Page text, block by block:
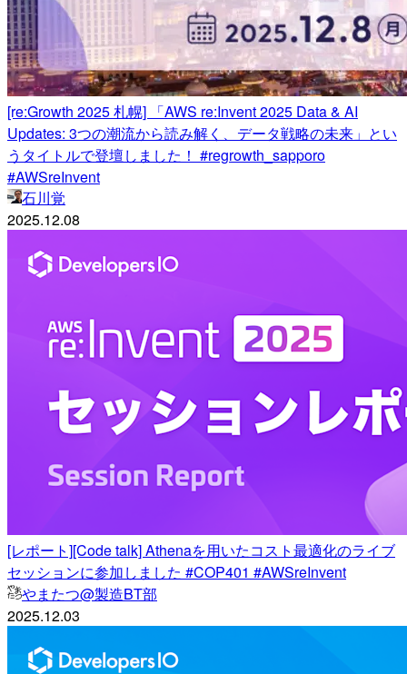
[re:Growth 2025 札幌] 「AWS re:Invent 2025 Data & AI
Updates: 3つの潮流から読み解く、データ戦略の未来」とい
うタイトルで登壇しました！ #regrowth_sapporo
#AWSreInvent
石川覚
2025.12.08
[レポート][Code talk] Athenaを用いたコスト最適化のライブ
セッションに参加しました #COP401 #AWSreInvent
やまたつ@製造BT部
2025.12.03